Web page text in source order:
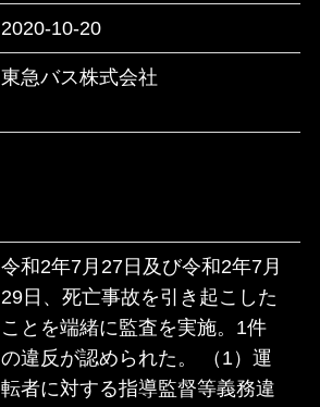
2020-10-20
東急バス株式会社
令和2年7月27日及び令和2年7月
29日、死亡事故を引き起こした
ことを端緒に監査を実施。1件
の違反が認められた。 （1）運
転者に対する指導監督等義務違